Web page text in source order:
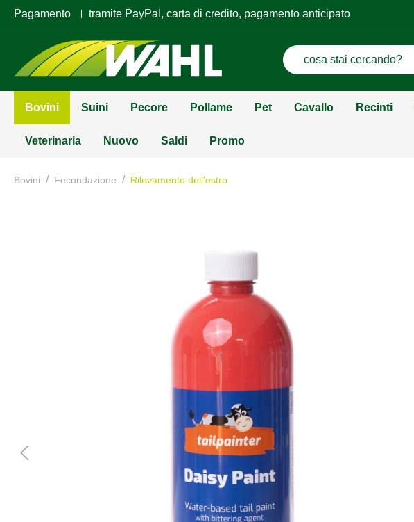
Pagamento tramite PayPal, carta di credito, pagamento anticipato
Bovini Suini Pecore Pollame Pet Cavallo Recinti
Veterinaria Nuovo Saldi Promo
Bovini / Fecondazione / Rilevamento dell'estro